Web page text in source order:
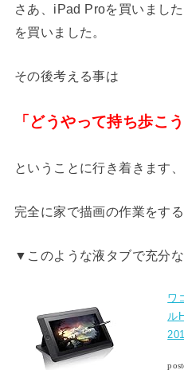
さあ、iPad Proを買いまし
を買いました。
その後考える事は
「どうやって持ち歩こう
ということに行き着きます、
完全に家で描画の作業をする
▼このような液タブで充分な
ワ
ル